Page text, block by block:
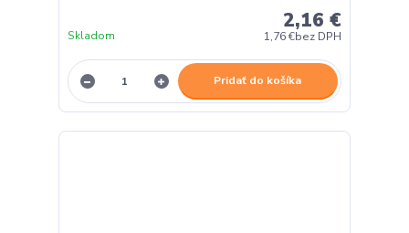
2,16 €
1,76 €bez DPH
Skladom
Pridať do košíka